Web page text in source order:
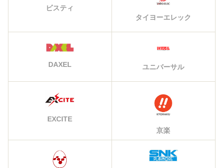
ビスティ
タイヨーエレック
DAXEL ユニバーサル
EXCITE
京楽